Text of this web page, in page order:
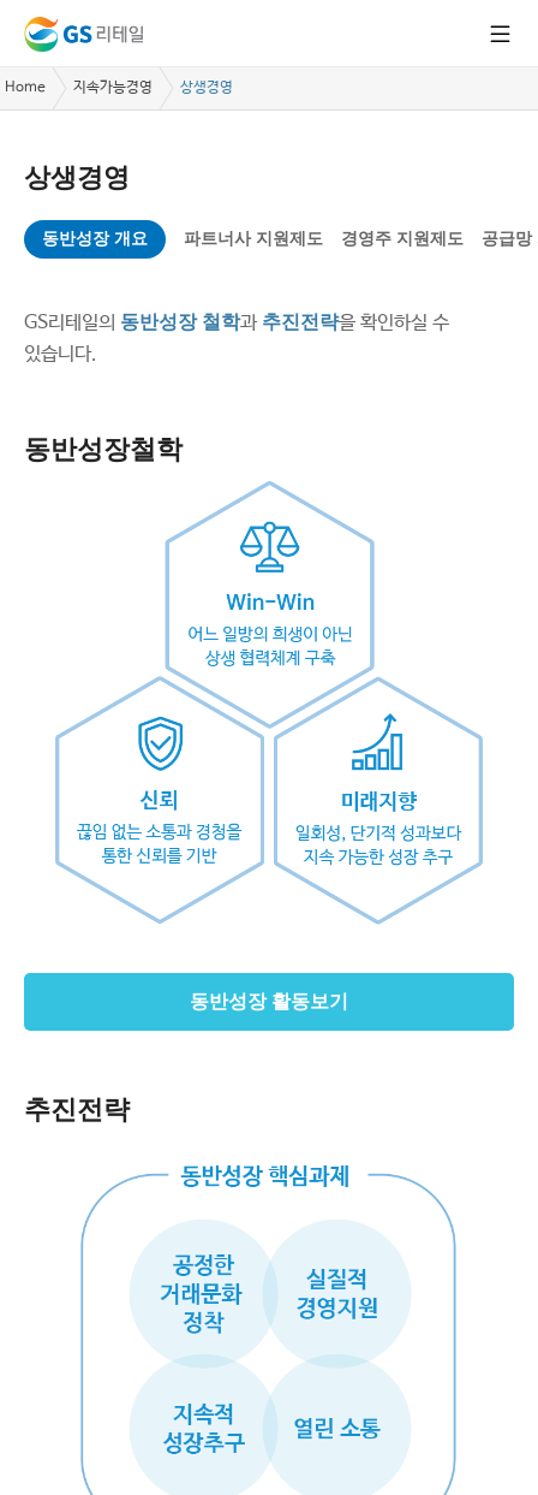
Home 지속가능경영 상생경영
상생경영
동반성장 개요 파트너사 지원제도 경영주 지원제도 공급망
GS리테일의 동반성장 철학과 추진전략을 확인하실 수
있습니다.
동반성장철학
동반성장 활동보기
추진전략